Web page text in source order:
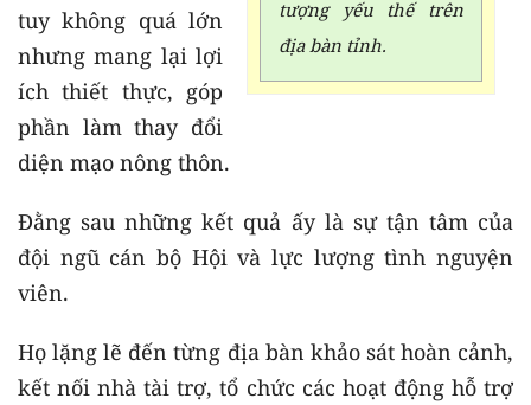
tượng yếu thế trên
địa bàn tỉnh.
tuy không quá lớn
nhưng mang lại lợi
ích thiết thực, góp
phần làm thay đổi
diện mạo nông thôn.
Đằng sau những kết quả ấy là sự tận tâm của
đội ngũ cán bộ Hội và lực lượng tình nguyện
viên.
Họ lặng lẽ đến từng địa bàn khảo sát hoàn cảnh,
kết nối nhà tài trợ, tổ chức các hoạt động hỗ trợ